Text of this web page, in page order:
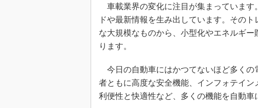
アナログ設計のきほん／ADCとノイ
ズ編
めざせ高効率！ モーター駆動入門講
座
「SPICEの仕組みとその活用設計」
最新記事一覧
車載業界の変化に注目が集まっています
ドや最新情報を生み出しています。その
な大規模なものから、小型化やエネルギ
ります。
今日の自動車にはかつてないほど多くの
者ともに高度な安全機能、インフォテイ
利便性と快適性など、多くの機能を自動車